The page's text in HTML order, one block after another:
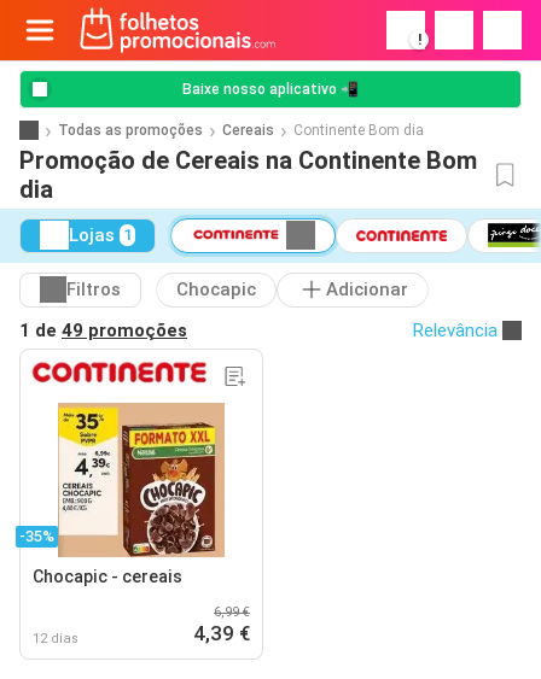
!
Baixe nosso aplicativo 📲
Todas as promoções Cereais Continente Bom dia
Promoção de Cereais na Continente Bom
dia
Lojas 1
Filtros Chocapic
Adicionar
1 de 49 promoções Relevância
-35%
Chocapic - cereais
12 dias
6,99 €
4,39 €